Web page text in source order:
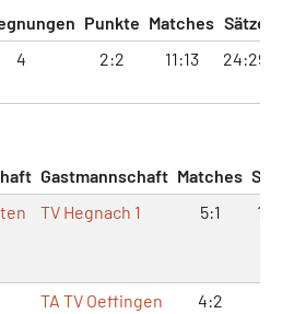
Punkte Matches Sätze
4 2:2 11:13 24:29
Gastmannschaft Matches
TV Hegnach 1 5:1
TA TV Oeffingen
4:2